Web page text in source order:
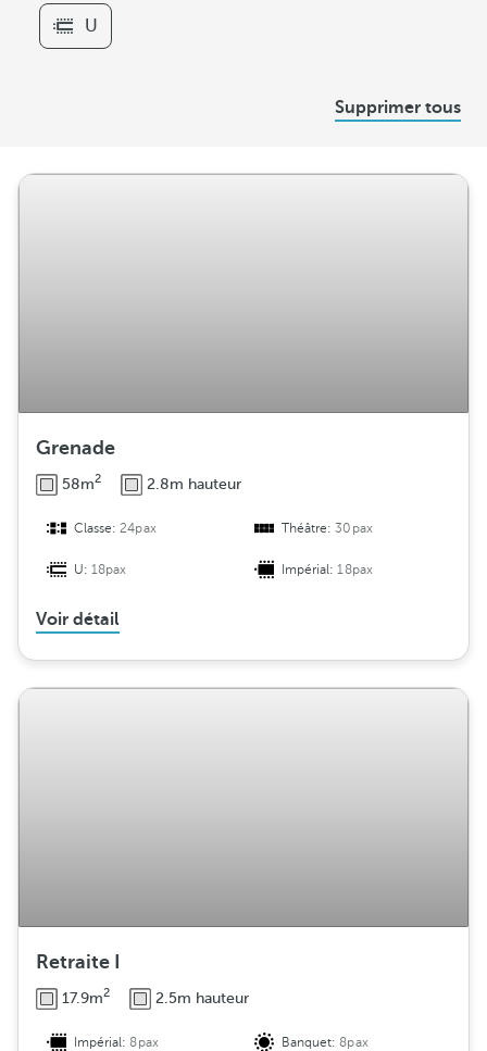
e
r
U
Supprimer tous
Grenade
58m2 2.8m hauteur
Classe:24pax Théâtre:30pax
U:18pax Impérial:18pax
Voir détail
Retraite I
17.9m2 2.5m hauteur
Impérial:8pax Banquet:8pax